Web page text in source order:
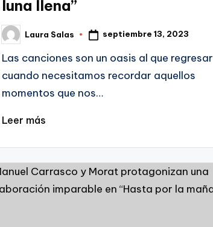
luna llena”
Publicado
por
Laura Salas septiembre 13, 2023
Las canciones son un oasis al que regresar
cuando necesitamos recordar aquellos
momentos que nos…
Leer más